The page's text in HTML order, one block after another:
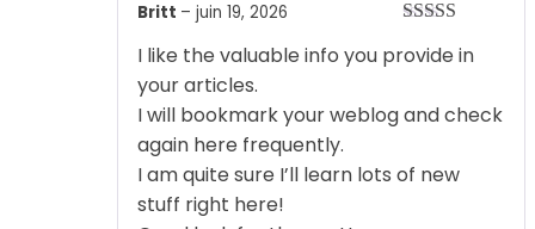
Britt – juin 19, 2026
I like the valuable info you provide in
your articles.
I will bookmark your weblog and check
again here frequently.
I am quite sure I’ll learn lots of new
stuff right here!